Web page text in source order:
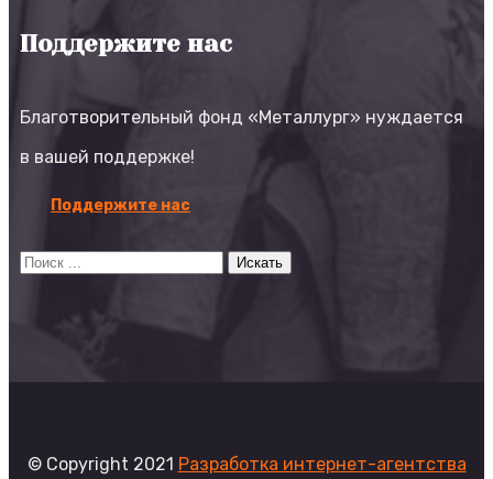
Поддержите нас
Благотворительный фонд «Металлург» нуждается
в вашей поддержке!
Поддержите нас
© Copyright 2021 Разработка интернет-агентства